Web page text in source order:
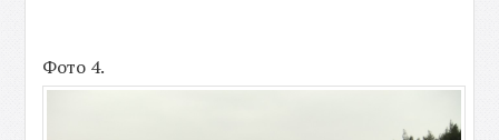
Фото 4.